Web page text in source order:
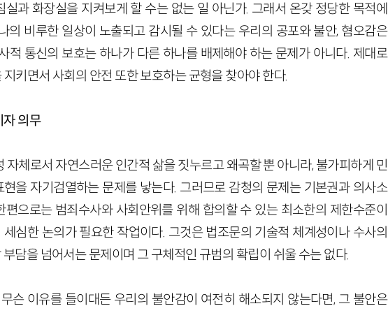
과 화장실을 지켜보게 할 수는 없는 일 아닌가. 그래서 온갖 정당한 목적에
의 비루한 일상이 노출되고 감시될 수 있다는 우리의 공포와 불안, 혐오감은
적 통신의 보호는 하나가 다른 하나를 배제해야 하는 문제가 아니다. 제대로
키면서 사회의 안전 또한 보호하는 균형을 찾아야 한다.
자 의무
자체로서 자연스러운 인간적 삶을 짓누르고 왜곡할 뿐 아니라, 불가피하게 민
을 자기검열하는 문제를 낳는다. 그러므로 감청의 문제는 기본권과 의사소
으로는 범죄수사와 사회안위를 위해 합의할 수 있는 최소한의 제한수준이
심한 논의가 필요한 작업이다. 그것은 법조문의 기술적 체계성이나 수사의
담을 넘어서는 문제이며 그 구체적인 규범의 확립이 쉬울 수는 없다.
슨 이유를 들이대든 우리의 불안감이 여전히 해소되지 않는다면, 그 불안은